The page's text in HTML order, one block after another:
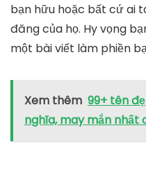
bạn hữu hoặc bất cứ ai
đăng của họ. Hy vọng
một bài viết làm phiền
Xem thêm 99+ tên
nghĩa, may mắn nhất